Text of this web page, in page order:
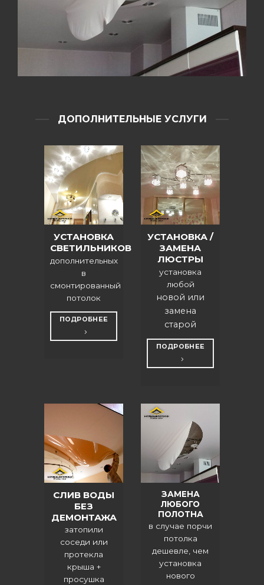
ДОПОЛНИТЕЛЬНЫЕ УСЛУГИ
УСТАНОВКА
СВЕТИЛЬНИКОВ
дополнительных
в
смонтированный
потолок
ПОДРОБНЕЕ
УСТАНОВКА /
ЗАМЕНА
ЛЮСТРЫ
установка
любой
новой или
замена
старой
ПОДРОБНЕЕ
СЛИВ ВОДЫ
БЕЗ
ДЕМОНТАЖА
затопили
соседи или
протекла
крыша +
просушка
ЗАМЕНА
ЛЮБОГО
ПОЛОТНА
в случае порчи
потолка
дешевле, чем
установка
нового